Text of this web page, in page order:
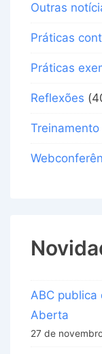
Outras
Práticas
Práticas
Reflexões
Treinamento
ABC publica
Aberta
27 de